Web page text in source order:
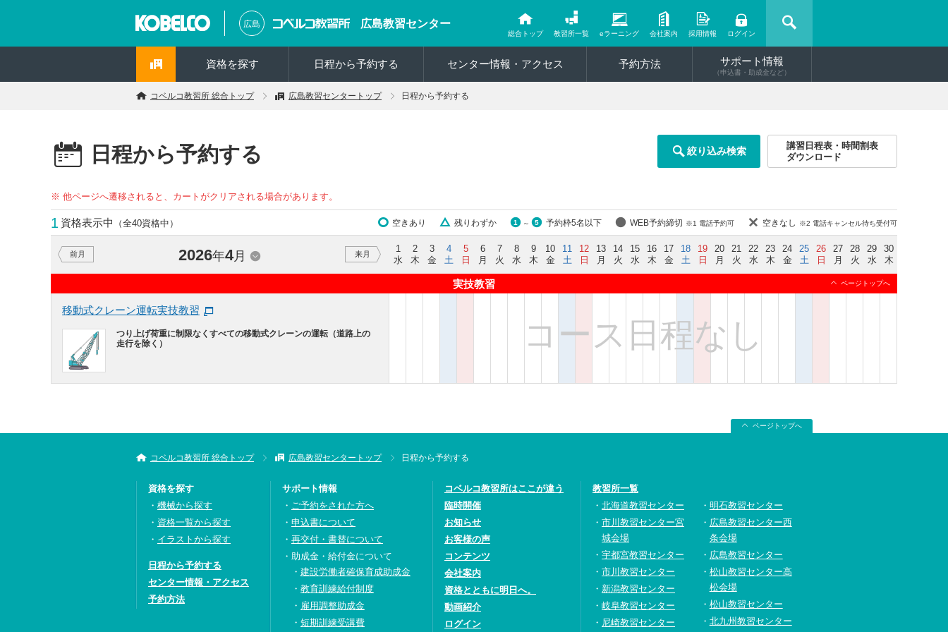
広島 広島教習センター
総合トップ 教習所一覧 eラーニング 会社案内 採用情報 ログイン
資格を探す 日程から予約する センター情報・アクセス 予約方法 サポート情報
（申込書・助成金など）
コベルコ教習所 総合トップ 広島教習センタートップ 日程から予約する
日程から予約する 絞り込み検索
講習日程表・時間割表
ダウンロード
※ 他ページへ遷移されると、カートがクリアされる場合があります。
1 資格表示中 （全40資格中） 空きあり 残りわずか 1 ～ 5 予約枠5名以下 WEB予約締切 ※1 電話予約可 空きなし ※2 電話キャンセル待ち受付可
前月 2026年4月 来月
1
水
2
木
3
金
4
土
5
日
6
月
7
火
8
水
9
木
10
金
11
土
12
日
13
月
14
火
15
水
16
木
17
金
18
土
19
日
20
月
21
火
22
水
23
木
24
金
25
土
26
日
27
月
28
火
29
水
30
木
実技教習 ページトップへ
移動式クレーン運転実技教習
つり上げ荷重に制限なくすべての移動式クレーンの運転（道路上の
走行を除く）
コース日程なし
ページトップへ
コベルコ教習所 総合トップ 広島教習センタートップ 日程から予約する
資格を探す
機械から探す
資格一覧から探す
イラストから探す
日程から予約する
センター情報・アクセス
予約方法
サポート情報
ご予約をされた方へ
申込書について
再交付・書替について
助成金・給付金について
建設労働者確保育成助成金
教育訓練給付制度
雇用調整助成金
短期訓練受講費
コベルコ教習所はここが違う
臨時開催
お知らせ
お客様の声
コンテンツ
会社案内
資格とともに明日へ。
動画紹介
ログイン
教習所一覧
北海道教習センター
市川教習センター宮
城会場
宇都宮教習センター
市川教習センター
新潟教習センター
岐阜教習センター
尼崎教習センター
明石教習センター
広島教習センター西
条会場
広島教習センター
松山教習センター高
松会場
松山教習センター
北九州教習センター